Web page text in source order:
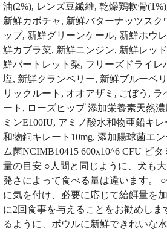
油(2%), レンズ豆繊維, 乾燥鶏軟骨
新鮮カボチャ, 新鮮バターナッツスク
ップ, 新鮮グリーンケール, 新鮮ホウ
鮮カブラ菜, 新鮮ニンジン, 新鮮レッ
鮮バートレット梨, フリーズドライレ
塩, 新鮮クランベリー, 新鮮ブルーベ
リックルート, オオアザミ, ごぼう,
ート, ローズヒップ 添加栄養素天然
ミンE100IU, アミノ酸水和物亜鉛キ
和物銅キレート10mg, 添加腸球菌エ
ム菌NCIMB10415 600x10^6 CFU ビ
量の目安 ○人間と同じように、犬も
発さによって食べる量は違います。
に気を付け、必要に応じて給餌量を
に2回食事を与えることをお勧めし
るように、ボウルに新鮮できれいな